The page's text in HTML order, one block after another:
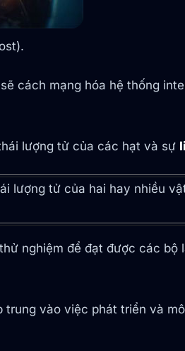
cách mạng hóa hệ thống
lượng tử của các hạt và sự
lượng tử của hai hay nhiều
nghiệm để đạt được các
vào việc phát triển và